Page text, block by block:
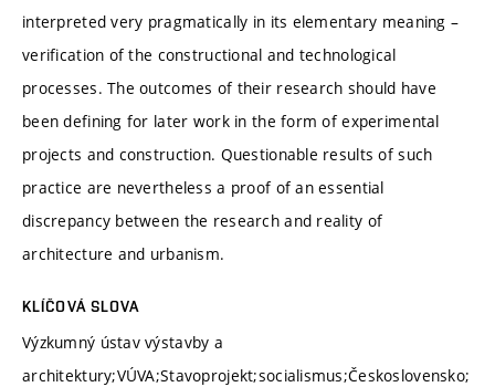
interpreted very pragmatically in its elementary meaning –
verification of the constructional and technological
processes. The outcomes of their research should have
been defining for later work in the form of experimental
projects and construction. Questionable results of such
practice are nevertheless a proof of an essential
discrepancy between the research and reality of
architecture and urbanism.
KLÍČOVÁ SLOVA
Výzkumný ústav výstavby a
architektury;VÚVA;Stavoprojekt;socialismus;Československo;